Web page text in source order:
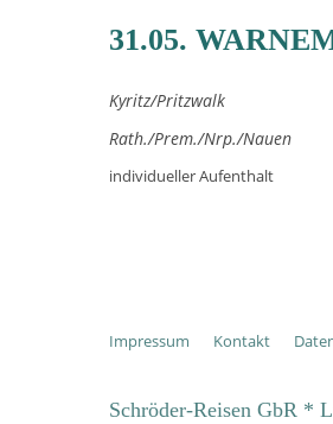
31.05.
Kyritz/Pritzwalk
Rath./Prem./Nrp./Nauen
individueller Aufenthalt
Impressum Kontakt
Schröder-Reisen GbR *